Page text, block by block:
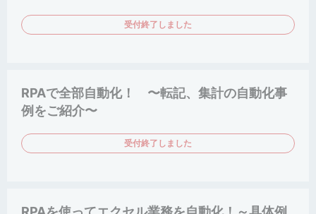
受付終了しました
RPAで全部自動化！ 〜転記、集計の自動化事
例をご紹介〜
受付終了しました